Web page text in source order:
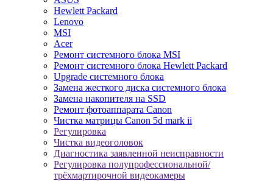
Hewlett Packard
Lenovo
MSI
Acer
Ремонт системного блока MSI
Ремонт системного блока Hewlett Packard
Upgrade системного блока
Замена жесткого диска системного блока
Замена накопителя на SSD
Ремонт фотоаппарата Canon
Чистка матрицы Canon 5d mark ii
Регулировка
Чистка видеоголовок
Диагностика заявленной неисправности
Регулировка полупрофессиональной/
трёхмартирочной видеокамеры